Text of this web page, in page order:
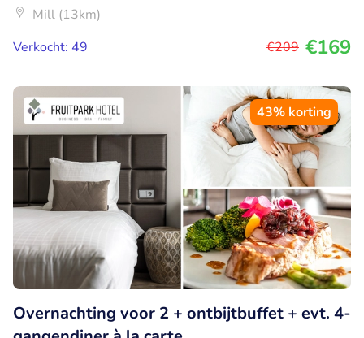
Mill (13km)
Verkocht: 49
€209 €169
43% korting
Overnachting voor 2 + ontbijtbuffet + evt. 4-